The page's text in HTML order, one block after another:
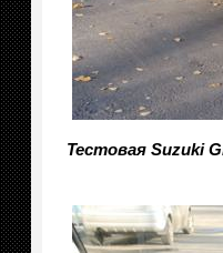
Тестовая Suzuki